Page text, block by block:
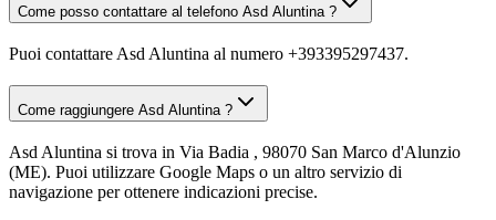
Come posso contattare al telefono Asd Aluntina ?
Puoi contattare Asd Aluntina al numero +393395297437.
Come raggiungere Asd Aluntina ?
Asd Aluntina si trova in Via Badia , 98070 San Marco d'Alunzio
(ME). Puoi utilizzare Google Maps o un altro servizio di
navigazione per ottenere indicazioni precise.